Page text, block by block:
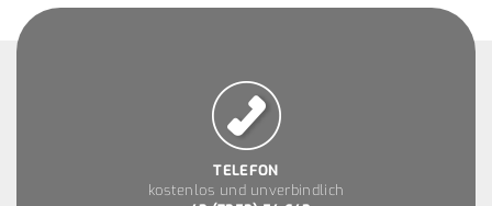
TELEFON
kostenlos und unverbindlich